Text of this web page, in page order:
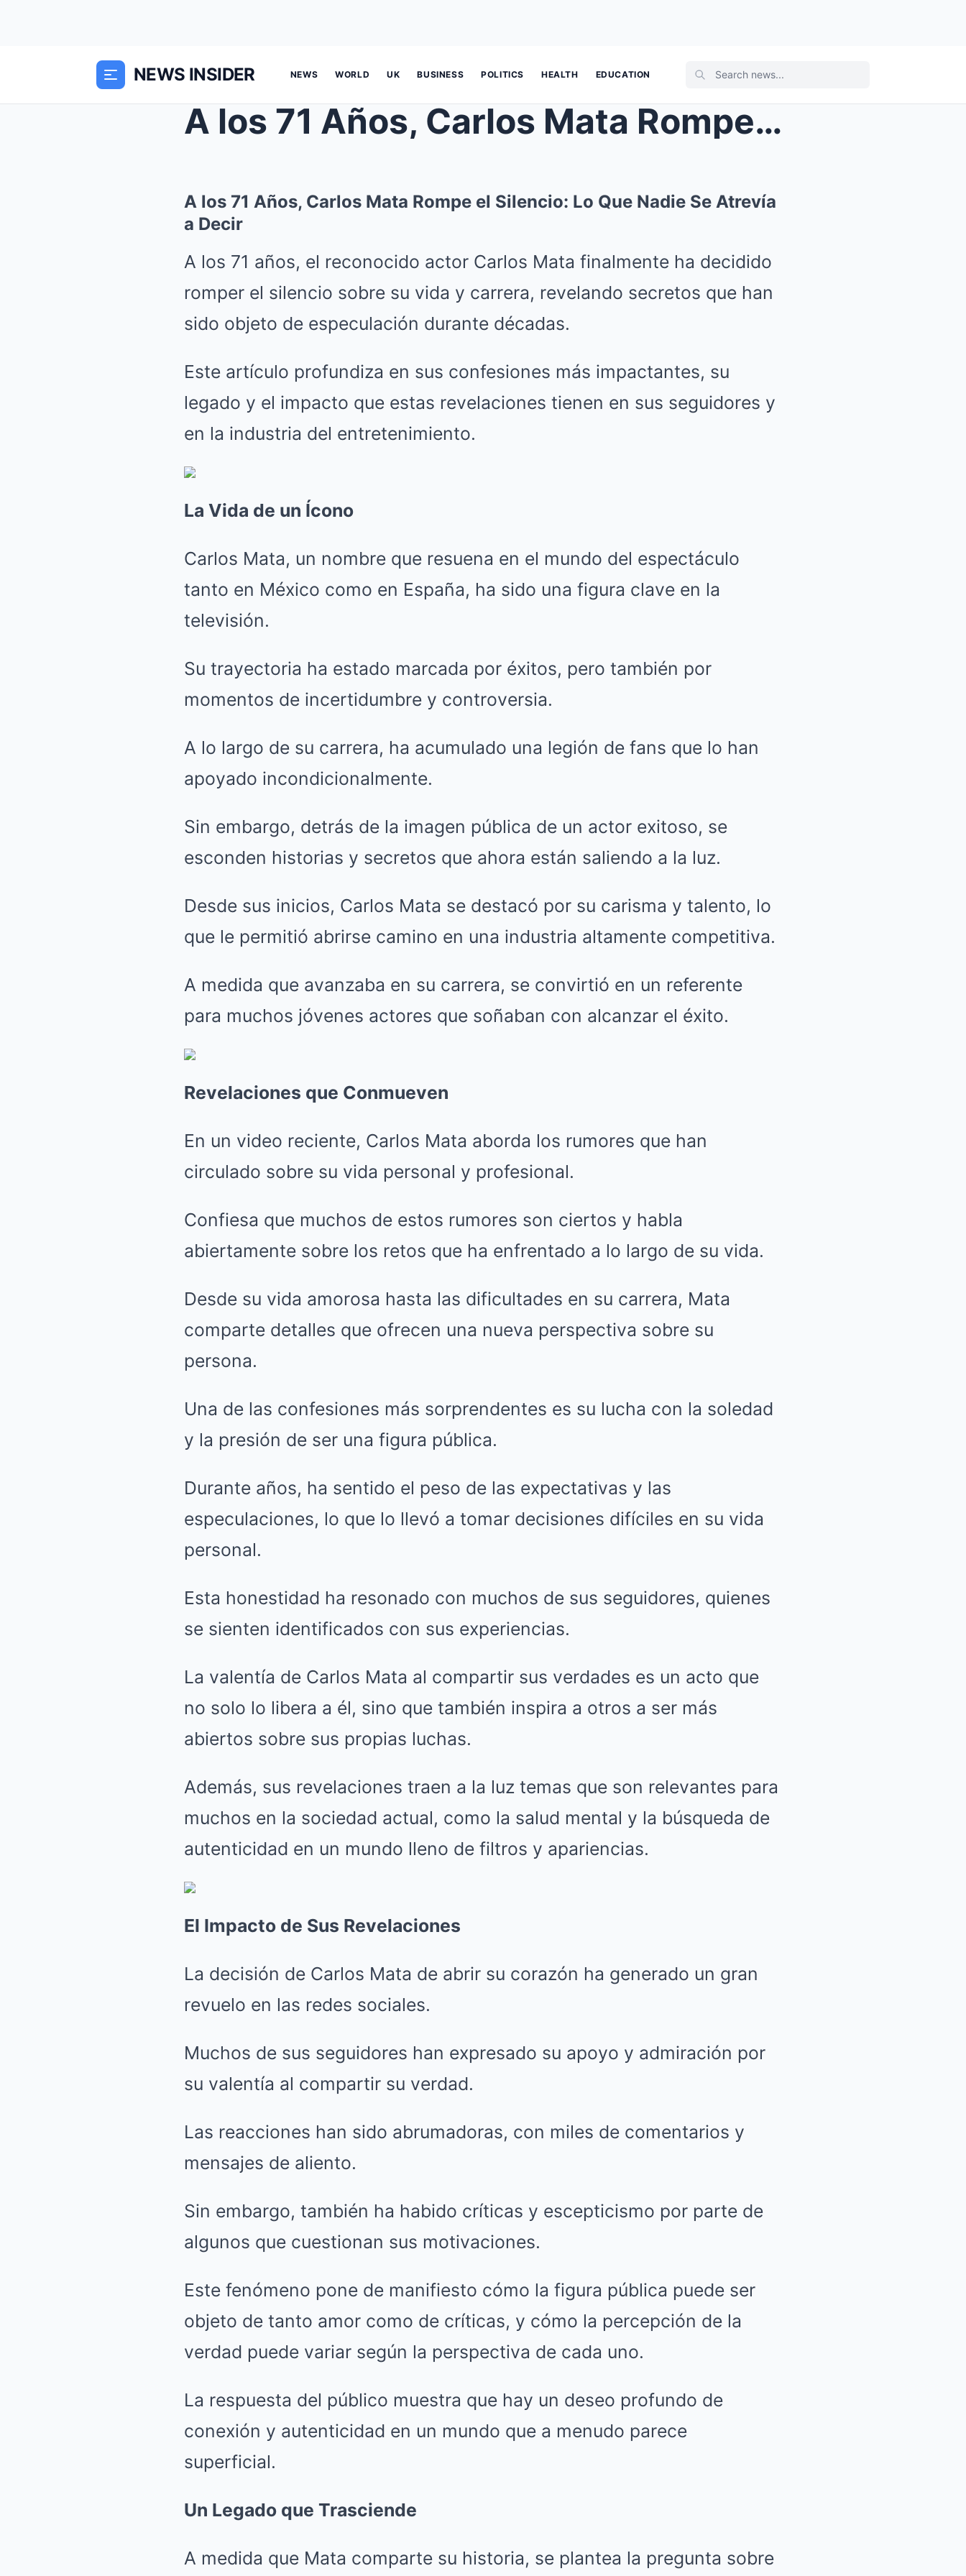
NEWS INSIDER NEWS WORLD UK BUSINESS POLITICS HEALTH EDUCATION
A los 71 Años, Carlos Mata Rompe el Silencio: Lo Q...
A los 71 Años, Carlos Mata Rompe el Silencio: Lo Que Nadie Se Atrevía
a Decir
A los 71 años, el reconocido actor Carlos Mata finalmente ha decidido
romper el silencio sobre su vida y carrera, revelando secretos que han
sido objeto de especulación durante décadas.
Este artículo profundiza en sus confesiones más impactantes, su
legado y el impacto que estas revelaciones tienen en sus seguidores y
en la industria del entretenimiento.
La Vida de un Ícono
Carlos Mata, un nombre que resuena en el mundo del espectáculo
tanto en México como en España, ha sido una figura clave en la
televisión.
Su trayectoria ha estado marcada por éxitos, pero también por
momentos de incertidumbre y controversia.
A lo largo de su carrera, ha acumulado una legión de fans que lo han
apoyado incondicionalmente.
Sin embargo, detrás de la imagen pública de un actor exitoso, se
esconden historias y secretos que ahora están saliendo a la luz.
Desde sus inicios, Carlos Mata se destacó por su carisma y talento, lo
que le permitió abrirse camino en una industria altamente competitiva.
A medida que avanzaba en su carrera, se convirtió en un referente
para muchos jóvenes actores que soñaban con alcanzar el éxito.
Revelaciones que Conmueven
En un video reciente, Carlos Mata aborda los rumores que han
circulado sobre su vida personal y profesional.
Confiesa que muchos de estos rumores son ciertos y habla
abiertamente sobre los retos que ha enfrentado a lo largo de su vida.
Desde su vida amorosa hasta las dificultades en su carrera, Mata
comparte detalles que ofrecen una nueva perspectiva sobre su
persona.
Una de las confesiones más sorprendentes es su lucha con la soledad
y la presión de ser una figura pública.
Durante años, ha sentido el peso de las expectativas y las
especulaciones, lo que lo llevó a tomar decisiones difíciles en su vida
personal.
Esta honestidad ha resonado con muchos de sus seguidores, quienes
se sienten identificados con sus experiencias.
La valentía de Carlos Mata al compartir sus verdades es un acto que
no solo lo libera a él, sino que también inspira a otros a ser más
abiertos sobre sus propias luchas.
Además, sus revelaciones traen a la luz temas que son relevantes para
muchos en la sociedad actual, como la salud mental y la búsqueda de
autenticidad en un mundo lleno de filtros y apariencias.
El Impacto de Sus Revelaciones
La decisión de Carlos Mata de abrir su corazón ha generado un gran
revuelo en las redes sociales.
Muchos de sus seguidores han expresado su apoyo y admiración por
su valentía al compartir su verdad.
Las reacciones han sido abrumadoras, con miles de comentarios y
mensajes de aliento.
Sin embargo, también ha habido críticas y escepticismo por parte de
algunos que cuestionan sus motivaciones.
Este fenómeno pone de manifiesto cómo la figura pública puede ser
objeto de tanto amor como de críticas, y cómo la percepción de la
verdad puede variar según la perspectiva de cada uno.
La respuesta del público muestra que hay un deseo profundo de
conexión y autenticidad en un mundo que a menudo parece
superficial.
Un Legado que Trasciende
A medida que Mata comparte su historia, se plantea la pregunta sobre